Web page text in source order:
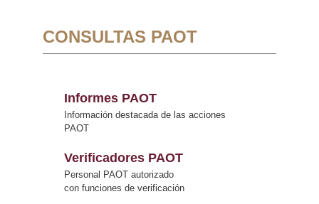
CONSULTAS PAOT
Informes PAOT
Información destacada de las acciones
PAOT
Verificadores PAOT
Personal PAOT autorizado
con funciones de verificación